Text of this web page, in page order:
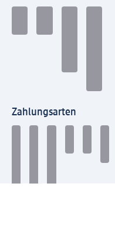
Zahlungsarten